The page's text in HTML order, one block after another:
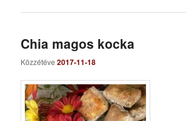
Chia magos kocka
Közzétéve2017-11-18